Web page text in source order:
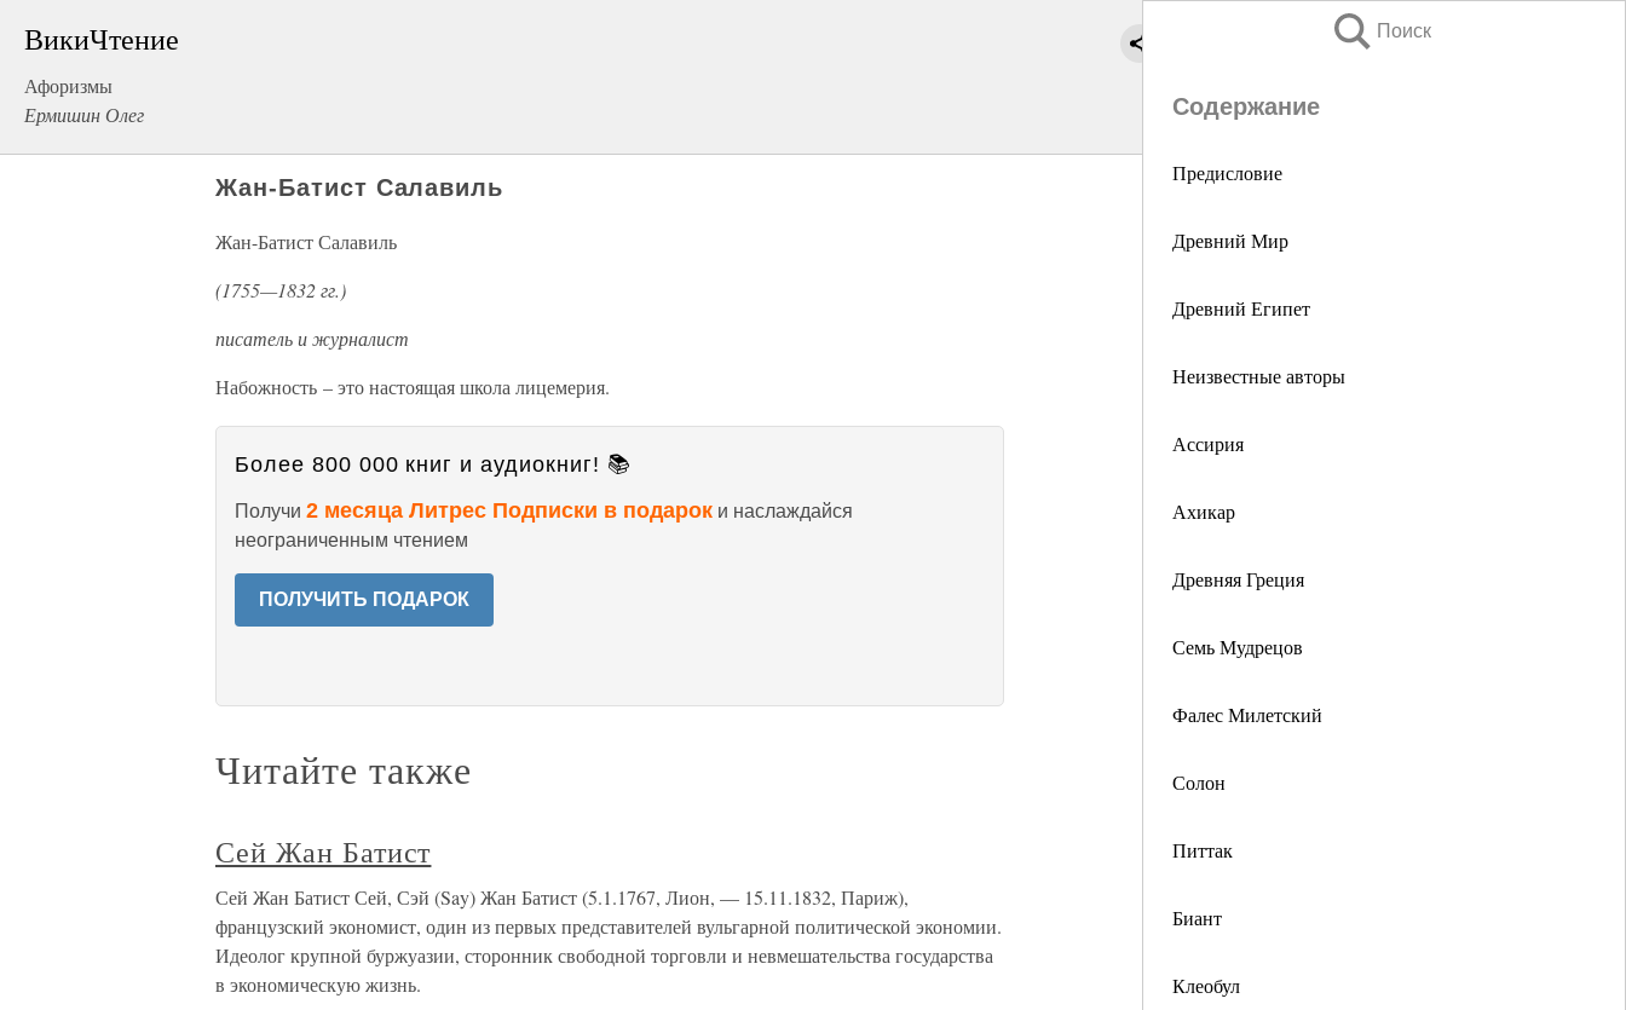
ВикиЧтение
Афоризмы
Ермишин Олег
Поиск
Содержание
Предисловие
Древний Мир
Древний Египет
Неизвестные авторы
Ассирия
Ахикар
Древняя Греция
Семь Мудрецов
Фалес Милетский
Солон
Питтак
Биант
Клеобул
Жан-Батист Салавиль
Жан-Батист Салавиль
(1755—1832 гг.)
писатель и журналист
Набожность – это настоящая школа лицемерия.
Более 800 000 книг и аудиокниг! 📚
Получи 2 месяца Литрес Подписки в подарок и наслаждайся
неограниченным чтением
ПОЛУЧИТЬ ПОДАРОК
Читайте также
Сей Жан Батист
Сей Жан Батист Сей, Сэй (Say) Жан Батист (5.1.1767, Лион, — 15.11.1832, Париж),
французский экономист, один из первых представителей вульгарной политической экономии.
Идеолог крупной буржуазии, сторонник свободной торговли и невмешательства государства
в экономическую жизнь.